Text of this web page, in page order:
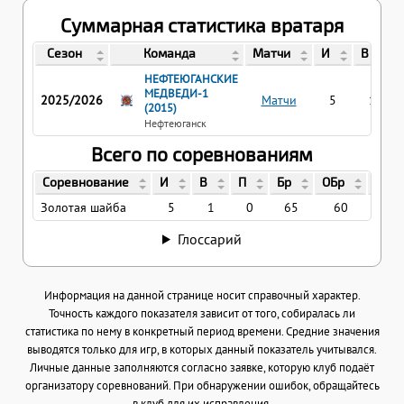
Суммарная статистика вратаря
Сезон Команда Матчи И В
2025/2026
НЕФТЕЮГАНСКИЕ
МЕДВЕДИ-1
(2015)
Нефтеюганск
Матчи 5 1
Всего по соревнованиям
Соревнование И В П Бр ОБр
Золотая шайба 5 1 0 65 60
Глоссарий
Информация на данной странице носит справочный характер.
Точность каждого показателя зависит от того, собиралась ли
статистика по нему в конкретный период времени. Средние значения
выводятся только для игр, в которых данный показатель учитывался.
Личные данные заполняются согласно заявке, которую клуб подаёт
организатору соревнований. При обнаружении ошибок, обращайтесь